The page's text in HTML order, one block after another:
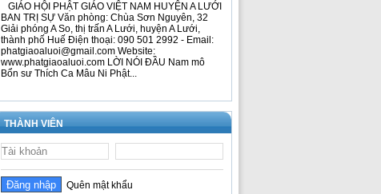
GIÁO HỘI PHẬT GIÁO VIỆT NAM HUYỆN A LƯỚI
BAN TRỊ SỰ Văn phòng: Chùa Sơn Nguyên, 32
Giải phóng A So, thị trấn A Lưới, huyện A Lưới,
thành phố Huế Điện thoại: 090 501 2992 - Email:
phatgiaoaluoi@gmail.com Website:
www.phatgiaoaluoi.com LỜI NÓI ĐẦU Nam mô
Bổn sư Thích Ca Mâu Ni Phật...
THÀNH VIÊN
Quên mật khẩu